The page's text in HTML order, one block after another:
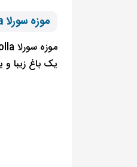
موزه سورلا Sorolla اسپانیا
یک باغ زیبا